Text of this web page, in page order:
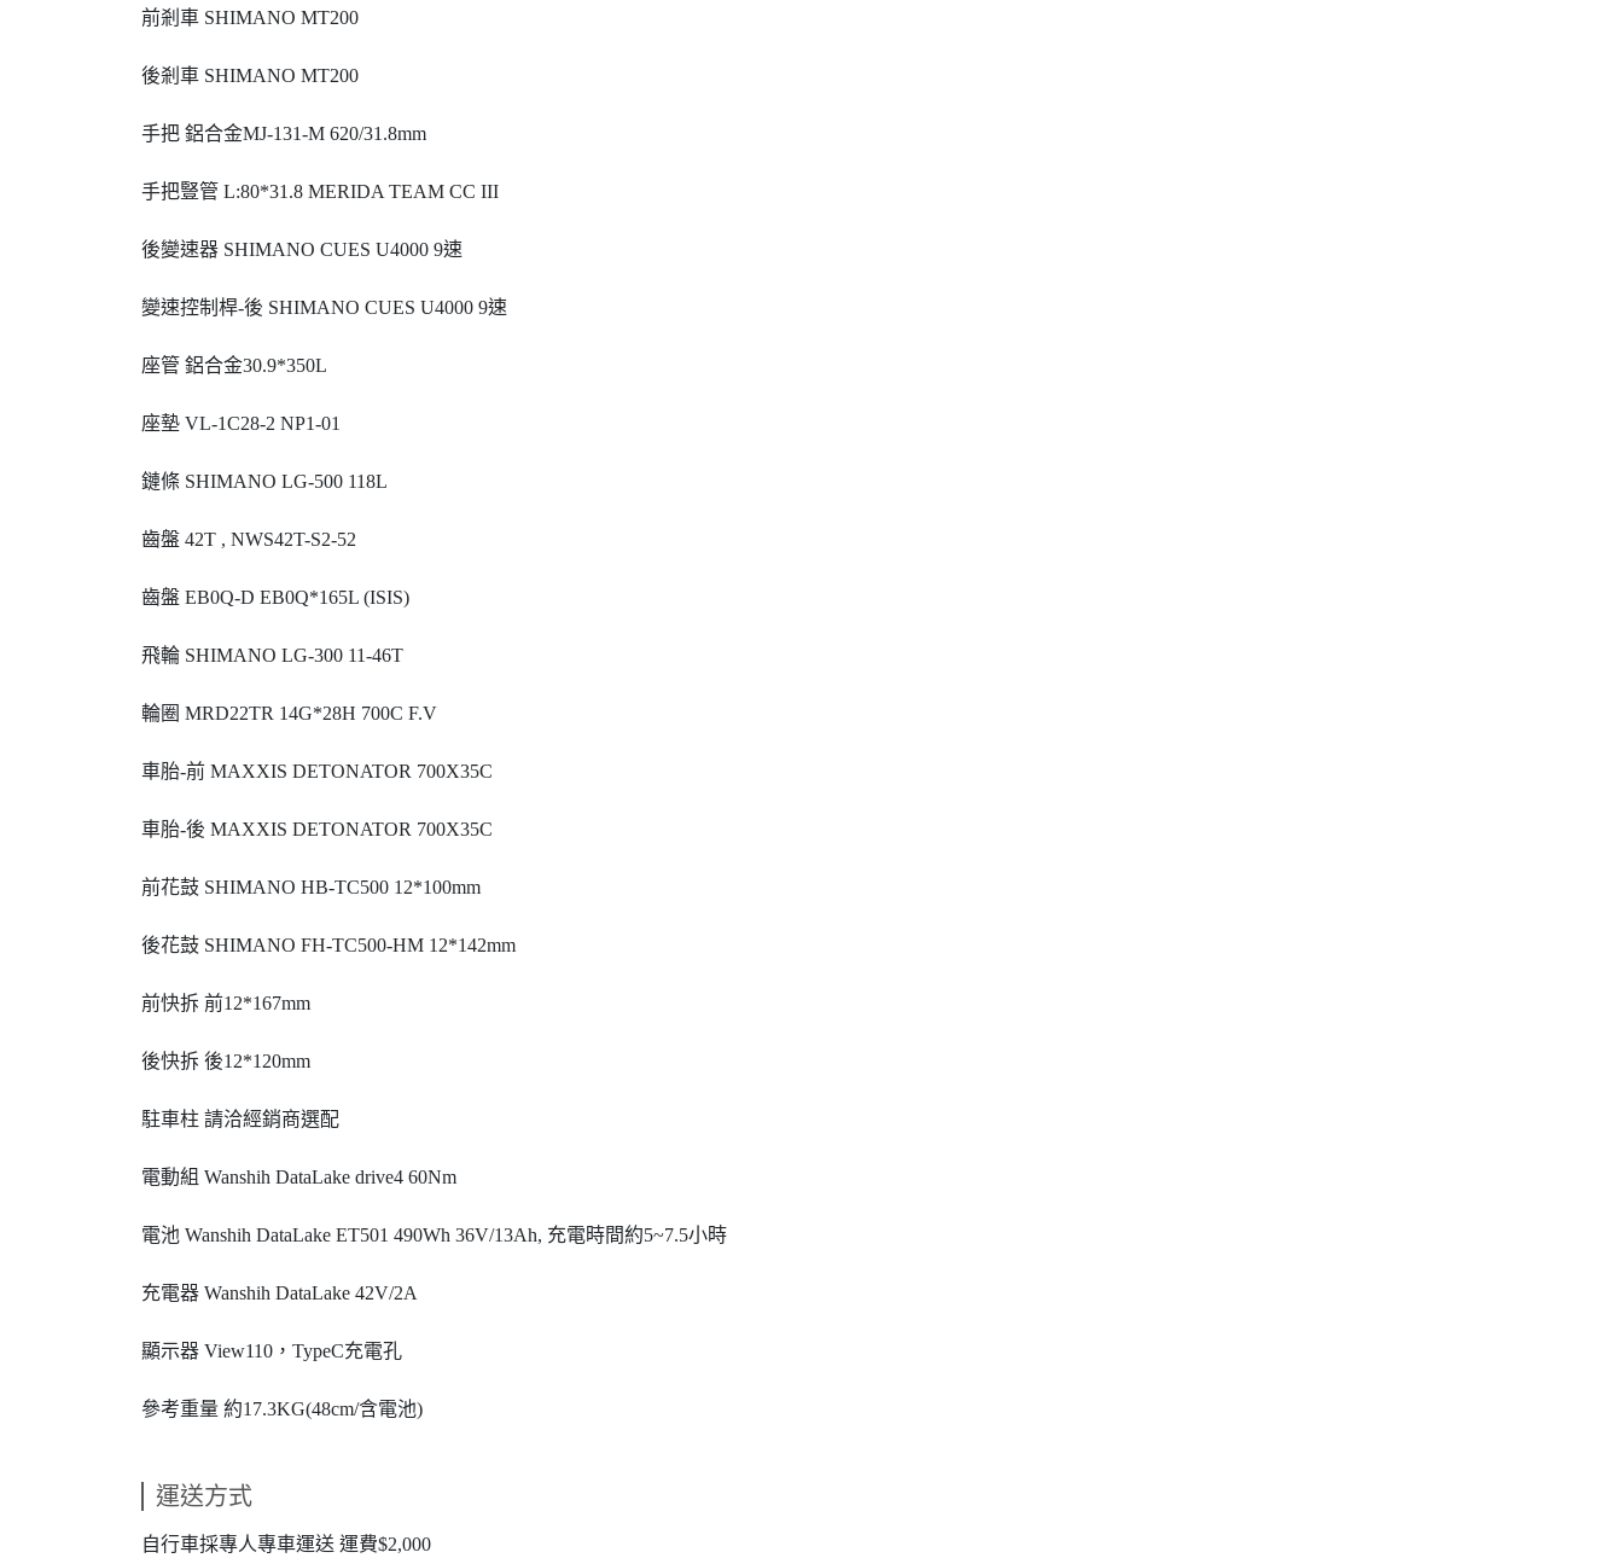
前剎車 SHIMANO MT200
後剎車 SHIMANO MT200
手把 鋁合金MJ-131-M 620/31.8mm
手把豎管 L:80*31.8 MERIDA TEAM CC III
後變速器 SHIMANO CUES U4000 9速
變速控制桿-後 SHIMANO CUES U4000 9速
座管 鋁合金30.9*350L
座墊 VL-1C28-2 NP1-01
鏈條 SHIMANO LG-500 118L
齒盤 42T , NWS42T-S2-52
齒盤 EB0Q-D EB0Q*165L (ISIS)
飛輪 SHIMANO LG-300 11-46T
輪圈 MRD22TR 14G*28H 700C F.V
車胎-前 MAXXIS DETONATOR 700X35C
車胎-後 MAXXIS DETONATOR 700X35C
前花鼓 SHIMANO HB-TC500 12*100mm
後花鼓 SHIMANO FH-TC500-HM 12*142mm
前快拆 前12*167mm
後快拆 後12*120mm
駐車柱 請洽經銷商選配
電動組 Wanshih DataLake drive4 60Nm
電池 Wanshih DataLake ET501 490Wh 36V/13Ah, 充電時間約5~7.5小時
充電器 Wanshih DataLake 42V/2A
顯示器 View110，TypeC充電孔
參考重量 約17.3KG(48cm/含電池)
運送方式
自行車採專人專車運送 運費$2,000